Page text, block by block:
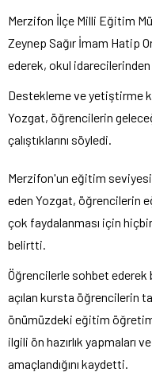
Merzifon İlçe Milli Eğitim
Zeynep Sağır İmam Hatip
ederek, okul idarecilerinden
Destekleme ve yetiştirme
Yozgat, öğrencilerin
çalıştıklarını söyledi.
Merzifon'un eğitim
eden Yozgat, öğrencilerin
çok faydalanması için hiçbir
belirtti.
Öğrencilerle sohbet ederek
açılan kursta öğrencilerin
önümüzdeki eğitim öğretim
ilgili ön hazırlık yapmaları
amaçlandığını kaydetti.